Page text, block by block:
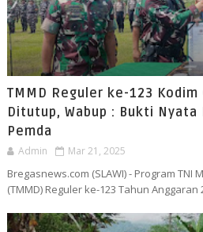
TMMD Reguler ke-123 Kodim
Ditutup, Wabup : Bukti Nyata
Pemda
Admin Mar 21, 2025
Bregasnews.com (SLAWI) - Program
(TMMD) Reguler ke-123 Tahun Anggaran